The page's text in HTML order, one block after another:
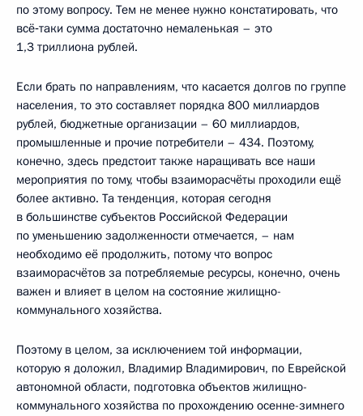
по этому вопросу. Тем не менее нужно констатировать, что
всё‑таки сумма достаточно немаленькая – это
1,3 триллиона рублей.
Если брать по направлениям, что касается долгов по группе
населения, то это составляет порядка 800 миллиардов
рублей, бюджетные организации – 60 миллиардов,
промышленные и прочие потребители – 434. Поэтому,
конечно, здесь предстоит также наращивать все наши
мероприятия по тому, чтобы взаиморасчёты проходили ещё
более активно. Та тенденция, которая сегодня
в большинстве субъектов Российской Федерации
по уменьшению задолженности отмечается, – нам
необходимо её продолжить, потому что вопрос
взаиморасчётов за потребляемые ресурсы, конечно, очень
важен и влияет в целом на состояние жилищно-
коммунального хозяйства.
Поэтому в целом, за исключением той информации,
которую я доложил, Владимир Владимирович, по Еврейской
автономной области, подготовка объектов жилищно-
коммунального хозяйства по прохождению осенне-зимнего